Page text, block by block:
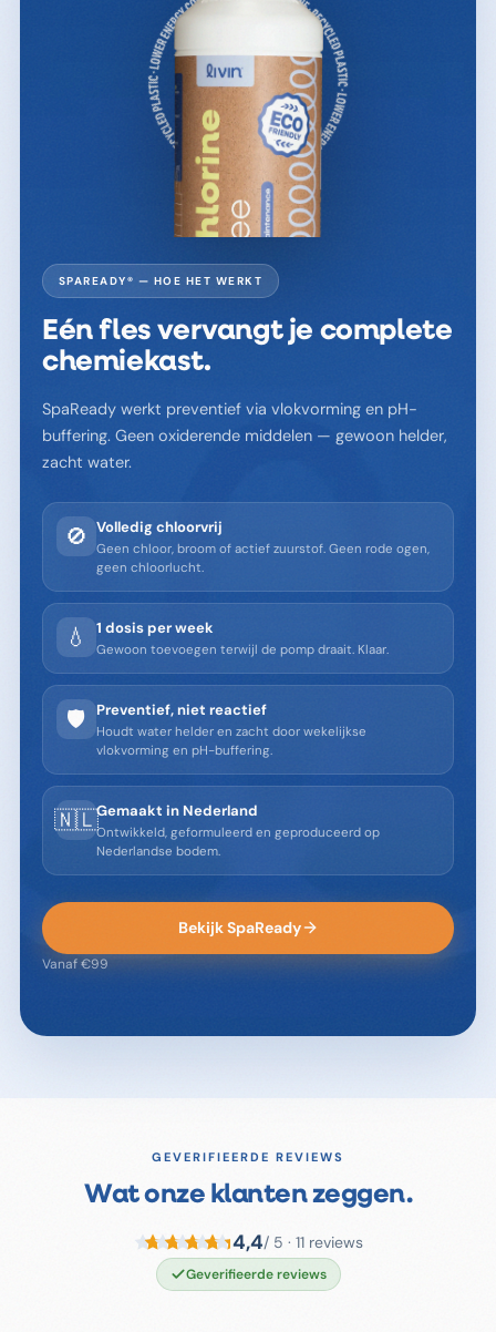
SPAREADY® — HOE HET WERKT
Eén fles vervangt je complete
chemiekast.
SpaReady werkt preventief via vlokvorming en pH-
buffering. Geen oxiderende middelen — gewoon helder,
zacht water.
🚫 Volledig chloorvrij
Geen chloor, broom of actief zuurstof. Geen rode ogen,
geen chloorlucht.
💧 1 dosis per week
Gewoon toevoegen terwijl de pomp draait. Klaar.
🛡️ Preventief, niet reactief
Houdt water helder en zacht door wekelijkse
vlokvorming en pH-buffering.
🇳🇱Gemaakt in Nederland
Ontwikkeld, geformuleerd en geproduceerd op
Nederlandse bodem.
Bekijk SpaReady
Vanaf €99
GEVERIFIEERDE REVIEWS
Wat onze klanten zeggen.
4,4/ 5 · 11 reviews
Geverifieerde reviews